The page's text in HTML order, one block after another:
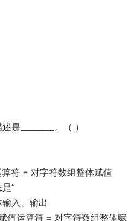
是________。（ ）
符 = 对字符数组整体赋值
”
入、输出
值运算符 = 对字符数组整体赋